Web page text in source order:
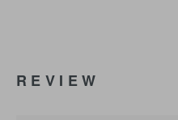
REVIEW